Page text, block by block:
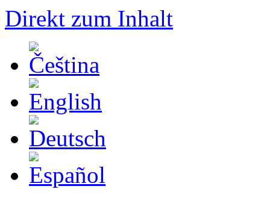
Direkt zum Inhalt